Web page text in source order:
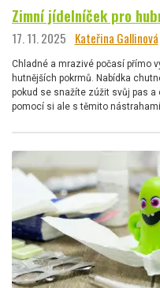
Zimní jídelníček pro
17. 11. 2025 Kateřina Gallinová
Chladné a mrazivé počasí přímo
hutnějších pokrmů. Nabídka
pokud se snažíte zúžit svůj pas a
pomocí si ale s těmito